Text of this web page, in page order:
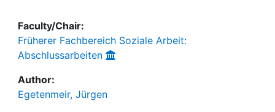
Faculty/Chair:
Früherer Fachbereich Soziale Arbeit:
Abschlussarbeiten
Author:
Egetenmeir, Jürgen